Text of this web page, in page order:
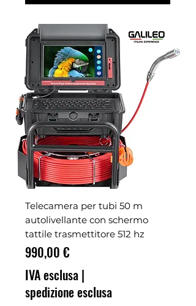
Telecamera per tubi 50 m
autolivellante con schermo
tattile trasmettitore 512 hz
Prezzo
990,00 €
IVA esclusa |
spedizione esclusa